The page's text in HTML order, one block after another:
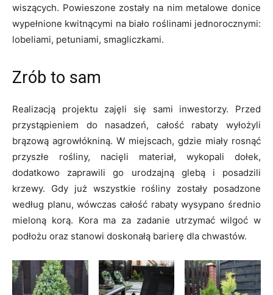
wiszących. Powieszone zostały na nim metalowe donice
wypełnione kwitnącymi na biało roślinami jednorocznymi:
lobeliami, petuniami, smagliczkami.
Zrób to sam
Realizacją projektu zajęli się sami inwestorzy. Przed
przystąpieniem do nasadzeń, całość rabaty wyłożyli
brązową agrowłókniną. W miejscach, gdzie miały rosnąć
przyszłe rośliny, nacięli materiał, wykopali dołek,
dodatkowo zaprawili go urodzajną glebą i posadzili
krzewy. Gdy już wszystkie rośliny zostały posadzone
według planu, wówczas całość rabaty wysypano średnio
mieloną korą. Kora ma za zadanie utrzymać wilgoć w
podłożu oraz stanowi doskonałą barierę dla chwastów.